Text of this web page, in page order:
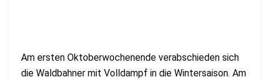
Am ersten Oktoberwochenende verabschieden sich
die Waldbahner mit Volldampf in die Wintersaison. Am